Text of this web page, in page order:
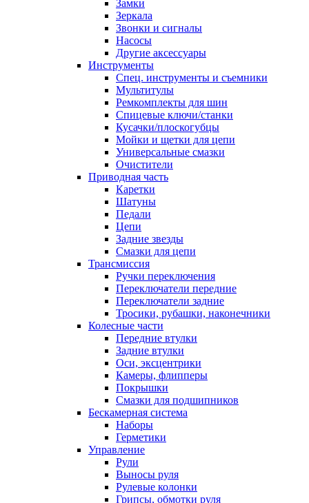
Замки
Зеркала
Звонки и сигналы
Насосы
Другие аксессуары
Инструменты
Спец. инструменты и съемники
Мультитулы
Ремкомплекты для шин
Спицевые ключи/станки
Кусачки/плоскогубцы
Мойки и щетки для цепи
Универсальные смазки
Очистители
Приводная часть
Каретки
Шатуны
Педали
Цепи
Задние звезды
Смазки для цепи
Трансмиссия
Ручки переключения
Переключатели передние
Переключатели задние
Тросики, рубашки, наконечники
Колесные части
Передние втулки
Задние втулки
Оси, эксцентрики
Камеры, флипперы
Покрышки
Смазки для подшипников
Бескамерная система
Наборы
Герметики
Управление
Рули
Выносы руля
Рулевые колонки
Грипсы, обмотки руля